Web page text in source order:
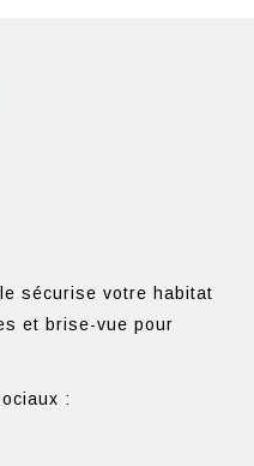
sécurise votre habitat
et brise-vue pour
: